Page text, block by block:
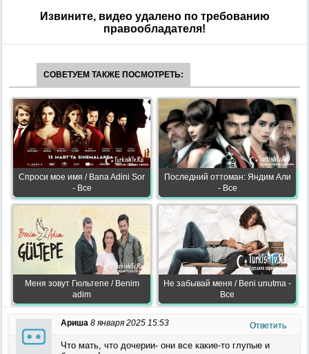
Извините, видео удалено по требованию
правообладателя!
СОВЕТУЕМ ТАКЖЕ ПОСМОТРЕТЬ:
Спроси мое имя / Bana Adini Sor
- Все
Последний оттоман: Яндим Али
- Все
Меня зовут Гюльтепе / Benim
adim
Не забывай меня / Beni unutma -
Все
Ариша 8 января 2025 15:53 Ответить
Что мать, что дочерии- они все какие-то глупые и